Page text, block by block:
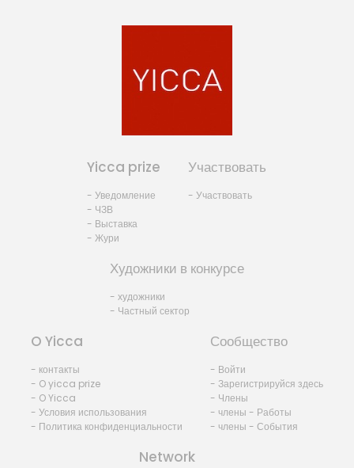
Yicca prize
- Уведомление
- ЧЗВ
- Выставка
- Жури
Участвовать
- Участвовать
Художники в конкурсе
- художники
- Частный сектор
O Yicca
- контакты
- O yicca prize
- O Yicca
- Условия использования
- Политика конфиденциальности
Сообщество
- Войти
- Зарегистрируйся здесь
- Члены
- члены - Работы
- члены - События
Network